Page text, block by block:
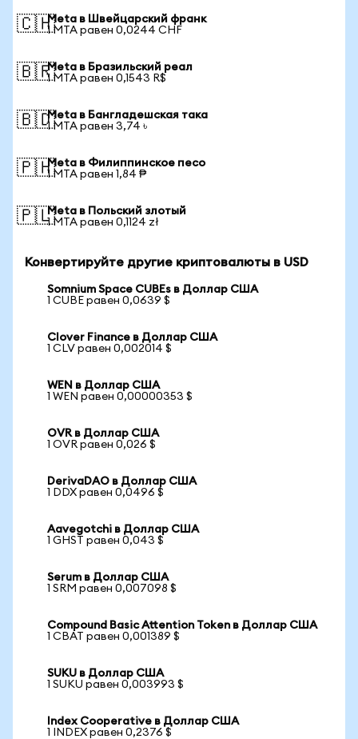
🇨🇭Meta в Швейцарский франк
1 MTA равен 0,0244 CHF
🇧🇷Meta в Бразильский реал
1 MTA равен 0,1543 R$
🇧🇩Meta в Бангладешская така
1 MTA равен 3,74 ৳
🇵🇭Meta в Филиппинское песо
1 MTA равен 1,84 ₱
🇵🇱Meta в Польский злотый
1 MTA равен 0,1124 zł
Конвертируйте другие криптовалюты в USD
Somnium Space CUBEs в Доллар США
1 CUBE равен 0,0639 $
Clover Finance в Доллар США
1 CLV равен 0,002014 $
WEN в Доллар США
1 WEN равен 0,00000353 $
OVR в Доллар США
1 OVR равен 0,026 $
DerivaDAO в Доллар США
1 DDX равен 0,0496 $
Aavegotchi в Доллар США
1 GHST равен 0,043 $
Serum в Доллар США
1 SRM равен 0,007098 $
Compound Basic Attention Token в Доллар США
1 CBAT равен 0,001389 $
SUKU в Доллар США
1 SUKU равен 0,003993 $
Index Cooperative в Доллар США
1 INDEX равен 0,2376 $